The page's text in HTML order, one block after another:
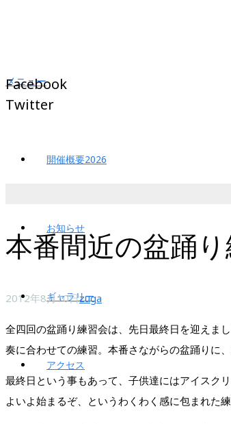
メニュー
開催概要2026
お知らせ
ギャラリー
アクセス
Facebook
Twitter
本番間近の盆踊
2012年8月10日zuga
全四回の盆踊り練習会は、先日最終日を迎えま
奏に合わせての練習。本番さながらの盆踊りに
最終日という事もあって、子供達にはアイスク
よいよ始まるぞ、というわくわく感に包まれた